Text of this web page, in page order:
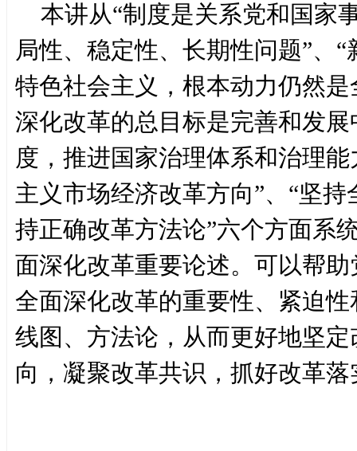
本讲从“制度是关系党和国家
局性、稳定性、长期性问题”、
特色社会主义，根本动力仍然是
深化改革的总目标是完善和发
度，推进国家治理体系和治理
主义市场经济改革方向”、“坚持
持正确改革方法论”六个方面系
面深化改革重要论述。可以帮
全面深化改革的重要性、紧迫
线图、方法论，从而更好地坚
向，凝聚改革共识，抓好改革落